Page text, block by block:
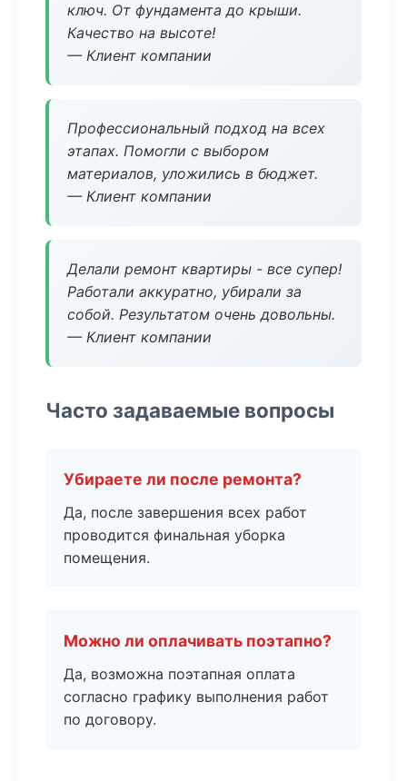
ключ. От фундамента до крыши.
Качество на высоте!
— Клиент компании
Профессиональный подход на всех
этапах. Помогли с выбором
материалов, уложились в бюджет.
— Клиент компании
Делали ремонт квартиры - все супер!
Работали аккуратно, убирали за
собой. Результатом очень довольны.
— Клиент компании
Часто задаваемые вопросы
Убираете ли после ремонта?
Да, после завершения всех работ
проводится финальная уборка
помещения.
Можно ли оплачивать поэтапно?
Да, возможна поэтапная оплата
согласно графику выполнения работ
по договору.